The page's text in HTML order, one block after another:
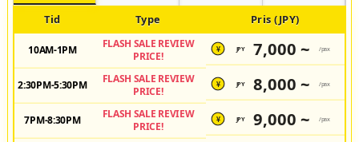
Tid Type Pris (JPY)
10AM-1PM
FLASH SALE REVIEW
PRICE!
¥ JPY 7,000 ~ /pax
2:30PM-5:30PM
FLASH SALE REVIEW
PRICE!
¥ JPY 8,000 ~ /pax
7PM-8:30PM
FLASH SALE REVIEW
PRICE!
¥ JPY 9,000 ~ /pax